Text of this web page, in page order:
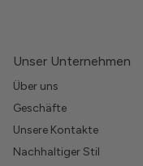
Unser Unternehmen
Über uns
Geschäfte
Unsere Kontakte
Nachhaltiger Stil